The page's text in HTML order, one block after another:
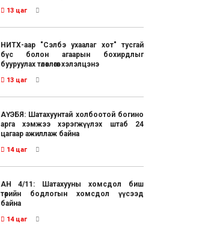
13 цаг
НИТХ-аар "Сэлбэ ухаалаг хот" тусгай
бүс болон агаарын бохирдлыг
бууруулах төлөвлөгөөг хэлэлцэнэ
13 цаг
АҮЭБЯ: Шатахуунтай холбоотой богино
арга хэмжээ хэрэгжүүлэх штаб 24
цагаар ажиллаж байна
14 цаг
АН 4/11: Шатахууны хомсдол биш
төрийн бодлогын хомсдол үүсээд
байна
14 цаг